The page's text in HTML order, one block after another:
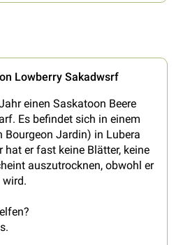
Lowberry Sakadwsrf
einen Saskatoon Beere
Es befindet sich in einem
Bourgeon Jardin) in Lubera
hat er fast keine Blätter, keine
auszutrocknen, obwohl er
wird.